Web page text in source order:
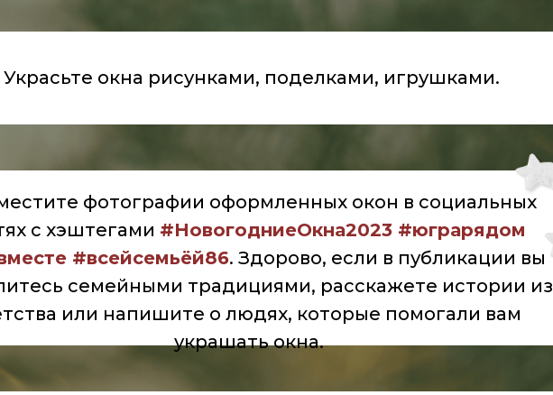
Украсьте окна рисунками, поделками, игрушками.
фотографии оформленных окон в социальных
с хэштегами #НовогодниеОкна2023 #юграрядом
#всейсемьёй86. Здорово, если в публикации вы
семейными традициями, расскажете истории из
или напишите о людях, которые помогали вам
украшать окна.